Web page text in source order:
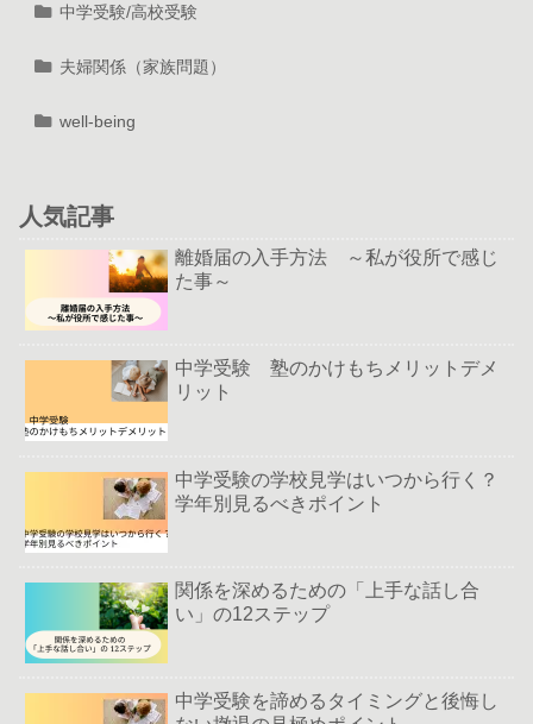
中学受験/高校受験
夫婦関係（家族問題）
well-being
人気記事
離婚届の入手方法 ～私が役所で感じ
た事～
中学受験 塾のかけもちメリットデメ
リット
中学受験の学校見学はいつから行く？
学年別見るべきポイント
関係を深めるための「上手な話し合
い」の12ステップ
中学受験を諦めるタイミングと後悔し